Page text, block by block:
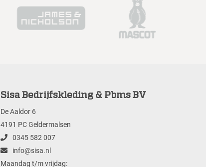
Sisa Bedrijfskleding & Pbms BV
De Aaldor 6
4191 PC Geldermalsen
0345 582 007
info@sisa.nl
Maandag t/m vrijdag: